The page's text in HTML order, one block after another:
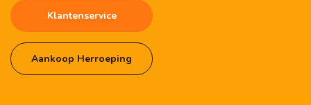
Klantenservice
Aankoop Herroeping